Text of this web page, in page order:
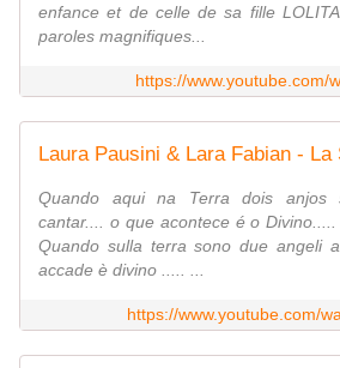
enfance et de celle de sa fille
paroles magnifiques...
https://www.youtube.com/
Laura Pausini & Lara Fabian -
Quando aqui na Terra dois anjos
cantar.... o que acontece é o Divino.....
Quando sulla terra sono due angeli
accade è divino ..... ...
https://www.youtube.com/